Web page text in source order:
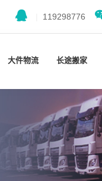
119298776
大件物流 长途搬家